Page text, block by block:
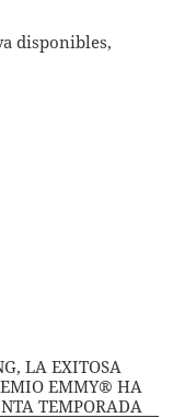
disponibles,
LA EXITOSA
EMMY® HA
TEMPORADA